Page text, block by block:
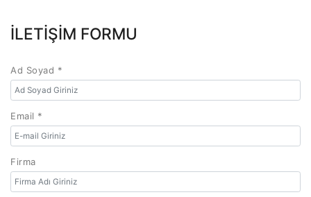
İLETİŞİM
İLETİŞİM FORMU
Ad Soyad *
Email *
Firma